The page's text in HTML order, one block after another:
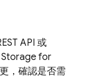
API 或
for
，確認是否需